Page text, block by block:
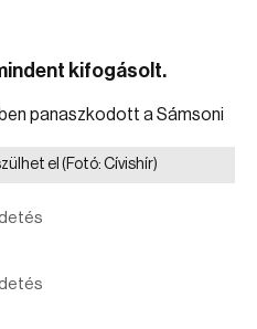
kifogásolt.
el (Fotó: Cívishír)